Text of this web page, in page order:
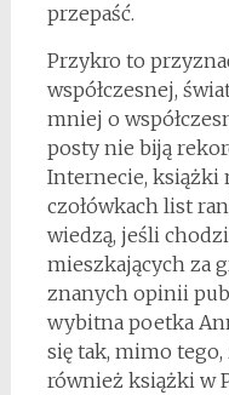
przepaść.
Przykro to
współczesnej,
mniej o
posty nie biją
Internecie, książki
czołówkach list
wiedzą, jeśli
mieszkających za
znanych opinii
wybitna poetka
się tak, mimo
również książki w